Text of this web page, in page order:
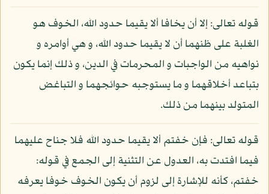
قوله تعالى: إلا أن يخافا ألا يقيما حدود الله، الخوف هو
الغلبة على ظنهما أن لا يقيما حدود الله، و هي أوامره و
نواهيه من الواجبات و المحرمات في الدين، و ذلك إنما يكون
بتباعد أخلاقهما و ما يستوجبه حوائجهما و التباغض
المتولد بينهما من ذلك.
قوله تعالى: فإن خفتم ألا يقيما حدود الله فلا جناح عليهما
فيما افتدت به، العدول عن التثنية إلى الجمع في قوله:
خفتم، كأنه للإشارة إلى لزوم أن يكون الخوف خوفا يعرفه